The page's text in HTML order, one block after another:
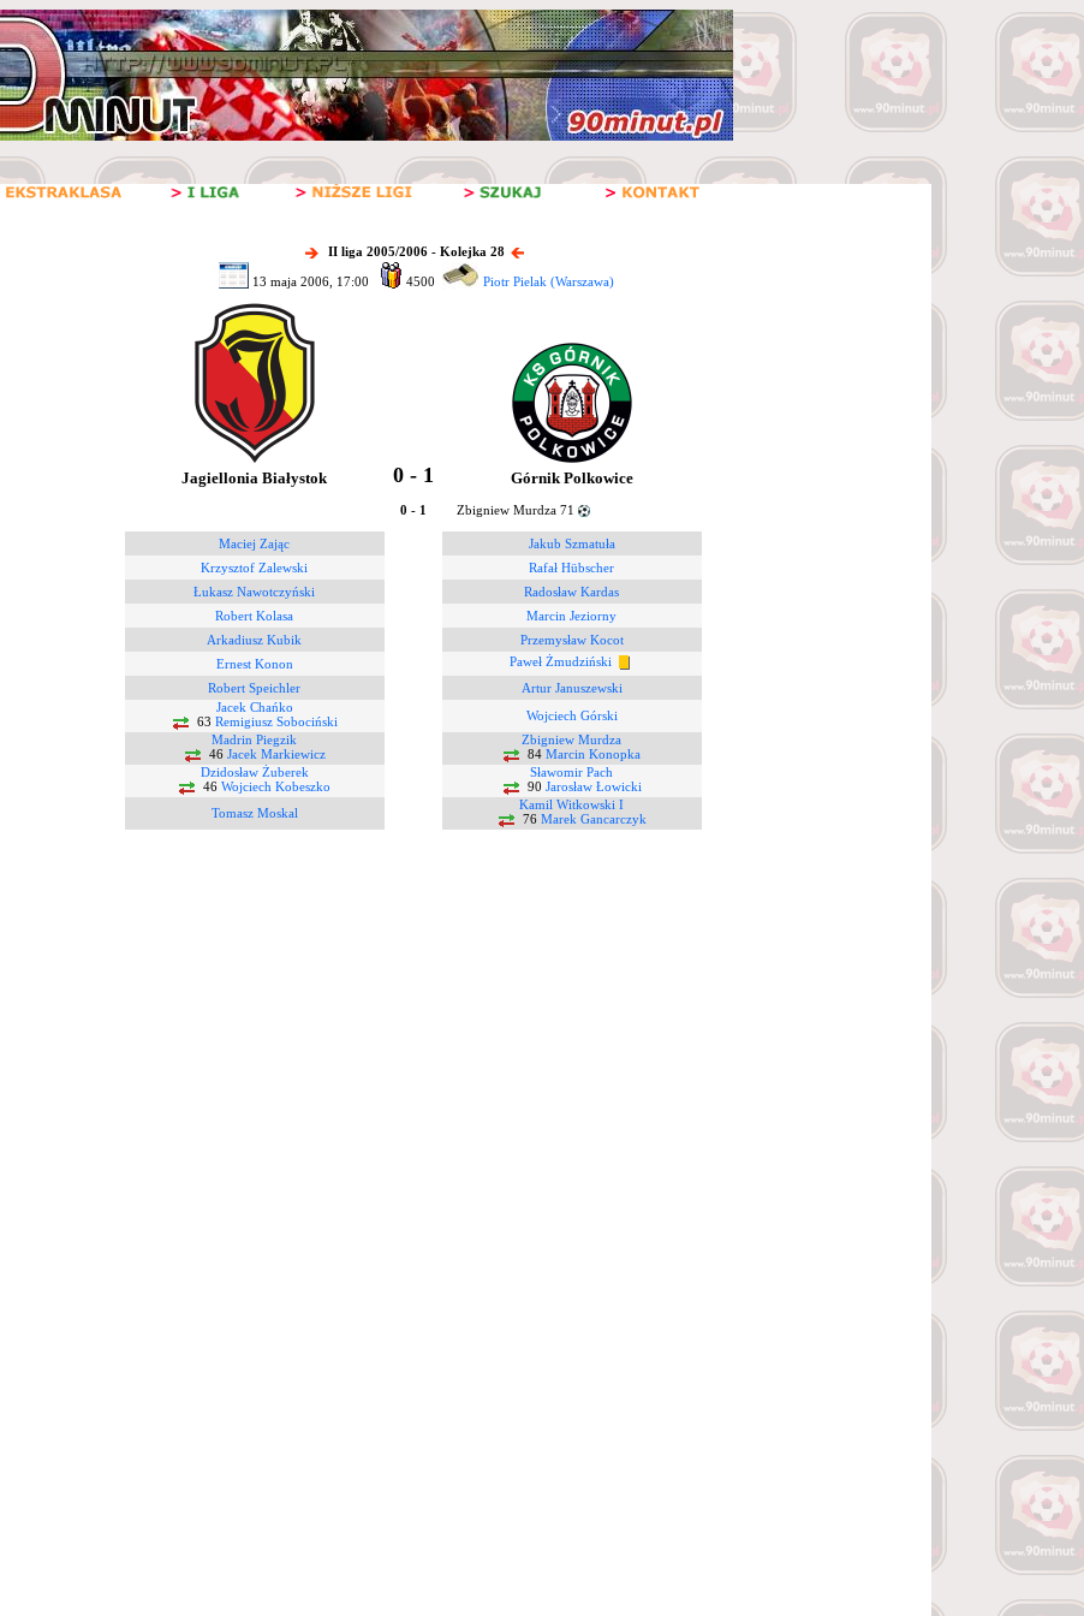
II liga 2005/2006 - Kolejka 28
13 maja 2006, 17:00 4500 Piotr Pielak (Warszawa)
Jagiellonia Białystok 0 - 1 Górnik Polkowice
0 - 1 Zbigniew Murdza 71
Maciej Zając
Jakub Szmatuła
Krzysztof Zalewski
Rafał Hübscher
Łukasz Nawotczyński
Radosław Kardas
Robert Kolasa
Marcin Jeziorny
Arkadiusz Kubik
Przemysław Kocot
Ernest Konon
Paweł Żmudziński
Robert Speichler
Artur Januszewski
Jacek Chańko
63 Remigiusz Sobociński
Wojciech Górski
Madrin Piegzik
46 Jacek Markiewicz
Zbigniew Murdza
84 Marcin Konopka
Dzidosław Żuberek
46 Wojciech Kobeszko
Sławomir Pach
90 Jarosław Łowicki
Tomasz Moskal
Kamil Witkowski I
76 Marek Gancarczyk